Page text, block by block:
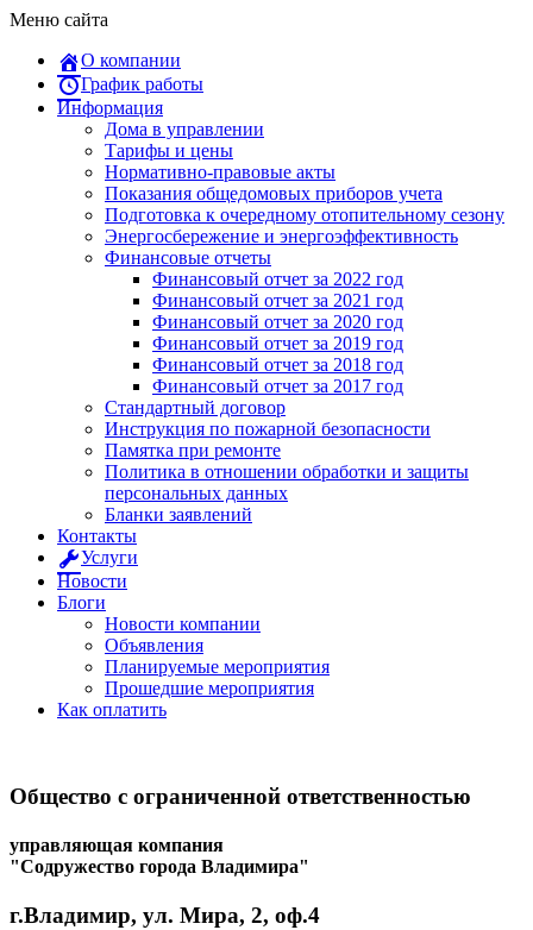
Меню сайта
О компании
График работы
Информация
Дома в управлении
Тарифы и цены
Нормативно-правовые акты
Показания общедомовых приборов учета
Подготовка к очередному отопительному сезону
Энергосбережение и энергоэффективность
Финансовые отчеты
Финансовый отчет за 2022 год
Финансовый отчет за 2021 год
Финансовый отчет за 2020 год
Финансовый отчет за 2019 год
Финансовый отчет за 2018 год
Финансовый отчет за 2017 год
Стандартный договор
Инструкция по пожарной безопасности
Памятка при ремонте
Политика в отношении обработки и защиты
персональных данных
Бланки заявлений
Контакты
Услуги
Новости
Блоги
Новости компании
Объявления
Планируемые мероприятия
Прошедшие мероприятия
Как оплатить
Общество с ограниченной ответственностью
управляющая компания
"Содружество города Владимира"
г.Владимир, ул. Мира, 2, оф.4